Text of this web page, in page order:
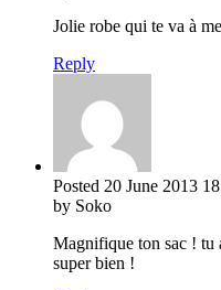
Jolie robe qui te va à
Reply
Posted 20 June 2013
by Soko
Magnifique ton sac ! tu
super bien !